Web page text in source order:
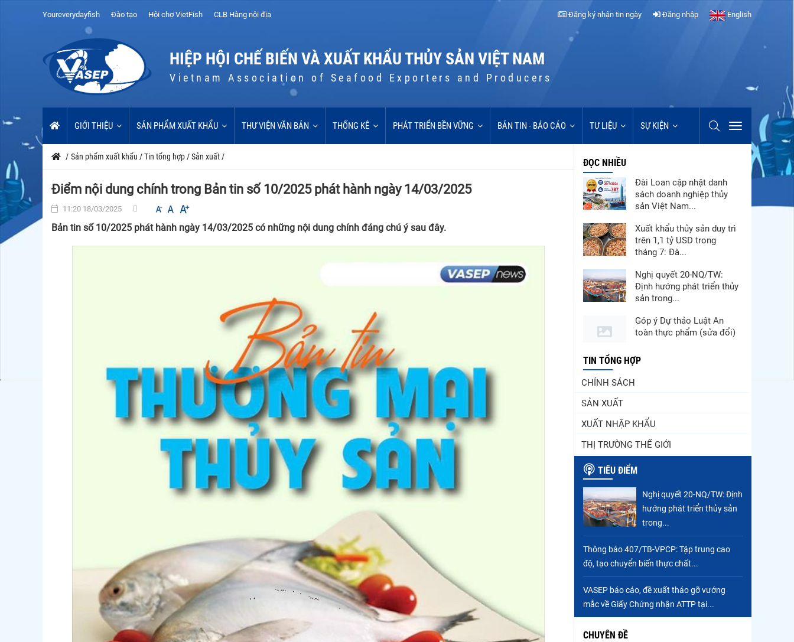
Youreverydayfish Đào tạo Hội chợ VietFish CLB Hàng nội địa Đăng ký nhận tin ngày Đăng nhập English
HIỆP HỘI CHẾ BIẾN VÀ XUẤT KHẨU THỦY SẢN VIỆT NAM
Vietnam Association of Seafood Exporters and Producers
GIỚI THIỆU SẢN PHẨM XUẤT KHẨU THƯ VIỆN VĂN BẢN THỐNG KÊ PHÁT TRIỂN BỀN VỮNG BẢN TIN - BÁO CÁO TƯ LIỆU SỰ KIỆN
/ Sản phẩm xuất khẩu /Tin tổng hợp /Sản xuất /
Điểm nội dung chính trong Bản tin số 10/2025 phát hành ngày 14/03/2025
11:20 18/03/2025
Bản tin số 10/2025 phát hành ngày 14/03/2025 có những nội dung chính đáng chú ý sau đây.
ĐỌC NHIỀU
Đài Loan cập nhật danh
sách doanh nghiệp thủy
sản Việt Nam...
Xuất khẩu thủy sản duy trì
trên 1,1 tỷ USD trong
tháng 7: Đà...
Nghị quyết 20-NQ/TW:
Định hướng phát triển thủy
sản trong...
Góp ý Dự thảo Luật An
toàn thực phẩm (sửa đổi)
Thuế Mục 301 và bài toán
CPTPP: Mở rộng cơ hội
cho hàng giá trị...
nhẹ, áp lực mới...
Nguồn cung giảm, giá cá
rô phi Trung Quốc tiếp tục
tăng
Trung Quốc tăng mạnh
nhập khẩu mực, trong khi
nguồn cung...
Còn chưa đầy 3 tuần đến
Vietfish 2026: Sẵn sàng
TIN TỔNG HỢP
CHÍNH SÁCH
SẢN XUẤT
XUẤT NHẬP KHẨU
THỊ TRƯỜNG THẾ GIỚI
TIÊU ĐIỂM
Nghị quyết 20-NQ/TW: Định
hướng phát triển thủy sản
trong...
Thông báo 407/TB-VPCP: Tập trung cao
độ, tạo chuyển biến thực chất...
VASEP báo cáo, đề xuất tháo gỡ vướng
mắc về Giấy Chứng nhận ATTP tại...
CHUYÊN ĐỀ